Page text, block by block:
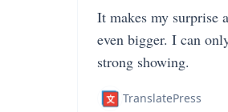
It makes my surprise
even bigger. I can
strong showing.
TranslatePress